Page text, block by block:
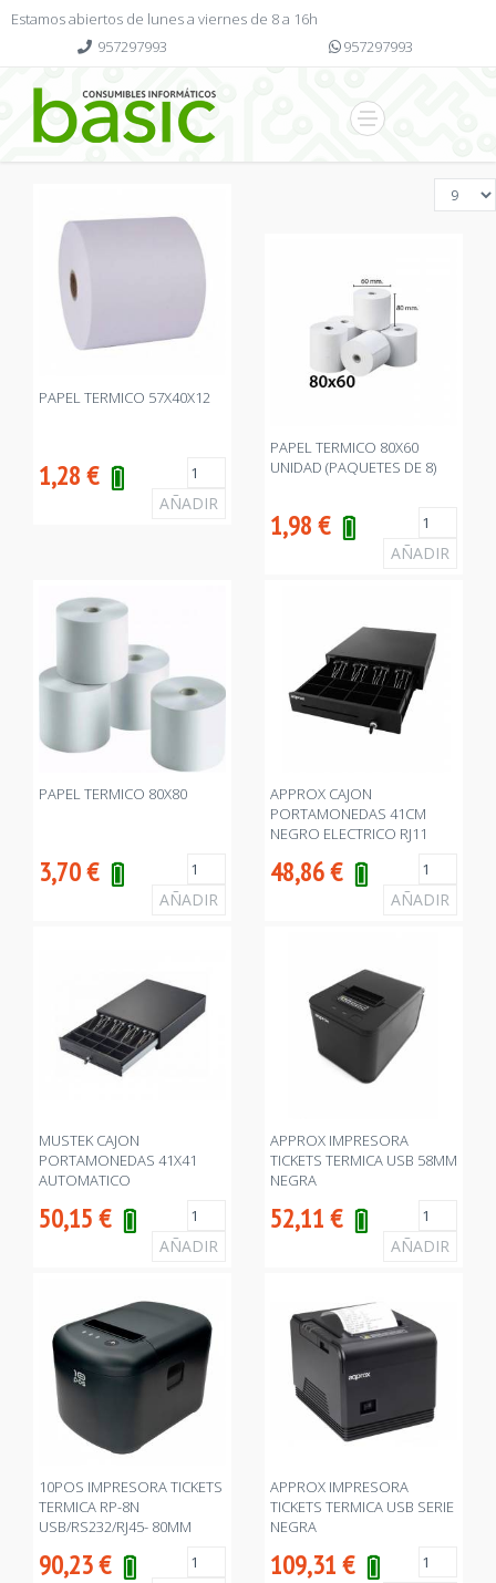
Estamos abiertos de lunes a viernes de 8 a 16h
957297993
957297993
PAPEL TERMICO 57X40X12
1,28€
PAPEL TERMICO 80X60
UNIDAD (PAQUETES DE 8)
1,98€
PAPEL TERMICO 80X80
3,70€
APPROX CAJON
PORTAMONEDAS 41CM
NEGRO ELECTRICO RJ11
48,86€
MUSTEK CAJON
PORTAMONEDAS 41X41
AUTOMATICO
50,15€
APPROX IMPRESORA
TICKETS TERMICA USB 58MM
NEGRA
52,11€
10POS IMPRESORA TICKETS
TERMICA RP-8N
USB/RS232/RJ45- 80MM
90,23€
APPROX IMPRESORA
TICKETS TERMICA USB SERIE
NEGRA
109,31€